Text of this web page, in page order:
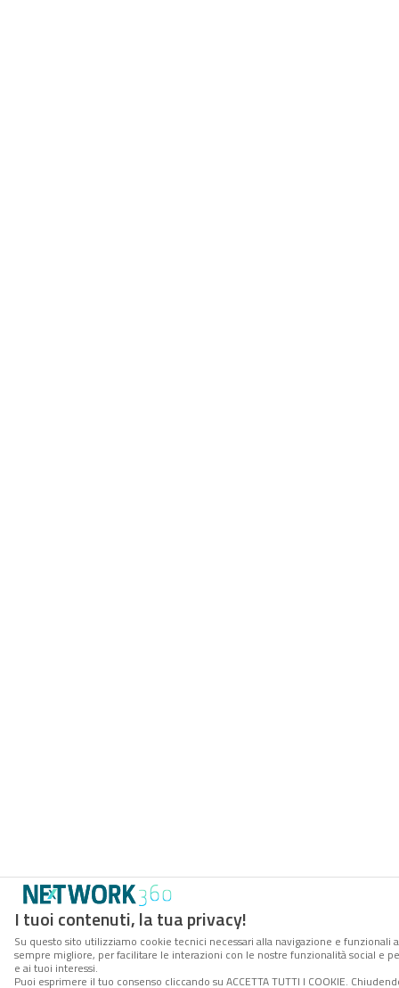
I tuoi contenuti, la tua privacy!
Su questo sito utilizziamo cookie tecnici necessari alla navigazione e
sempre migliore, per facilitare le interazioni con le nostre funzionalità social e
e ai tuoi interessi.
Puoi esprimere il tuo consenso cliccando su ACCETTA TUTTI I COOKIE.